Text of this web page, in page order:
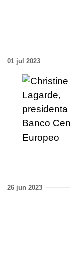
01 jul 2023
26 jun 2023